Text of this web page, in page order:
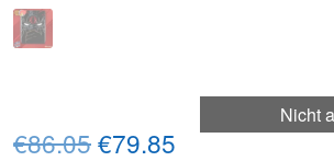
Nicht
€86.05Ursprünglicher
€79.85 Aktueller